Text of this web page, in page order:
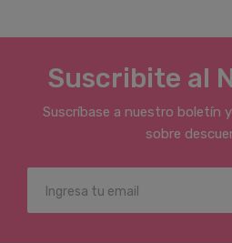
Suscribite al
Suscríbase a nuestro boletín
sobre